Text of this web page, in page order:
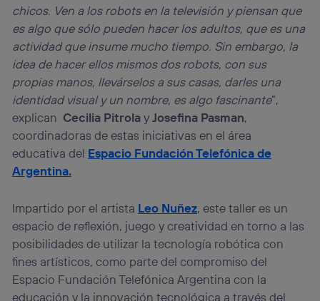
chicos. Ven a los robots en la televisión y piensan que
es algo que sólo pueden hacer los adultos, que es una
actividad que insume mucho tiempo. Sin embargo, la
idea de hacer ellos mismos dos robots, con sus
propias manos, llevárselos a sus casas, darles una
identidad visual y un nombre, es algo fascinante”,
explican Cecilia PitrolayJosefina Pasman,
coordinadoras de estas iniciativas en el área
educativa del Espacio Fundación Telefónica de
Argentina.
Impartido por el artista Leo Nuñez, este taller es un
espacio de reflexión, juego y creatividad en torno a las
posibilidades de utilizar la tecnología robótica con
fines artísticos, como parte del compromiso del
Espacio Fundación Telefónica Argentina con la
educación y la innovación tecnológica a través del